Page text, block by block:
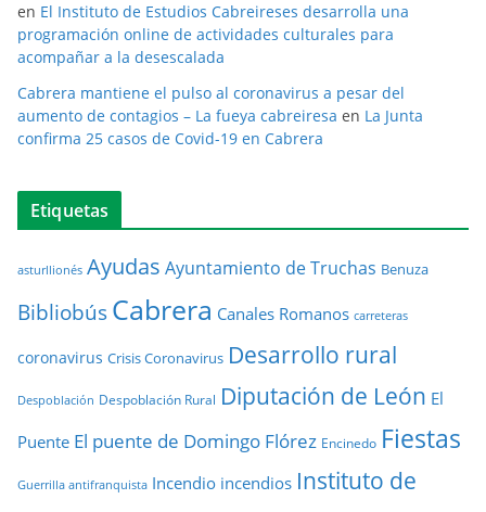
en El Instituto de Estudios Cabreireses desarrolla una
programación online de actividades culturales para
acompañar a la desescalada
Cabrera mantiene el pulso al coronavirus a pesar del
aumento de contagios – La fueya cabreiresa en La Junta
confirma 25 casos de Covid-19 en Cabrera
Etiquetas
asturllionés Ayudas Ayuntamiento de Truchas Benuza
BibliobúsCabrera Canales Romanos carreteras
coronavirus Crisis Coronavirus Desarrollo rural
Despoblación Despoblación Rural Diputación de León El
Puente El puente de Domingo Flórez Encinedo Fiestas
Guerrilla antifranquista Incendio incendios Instituto de